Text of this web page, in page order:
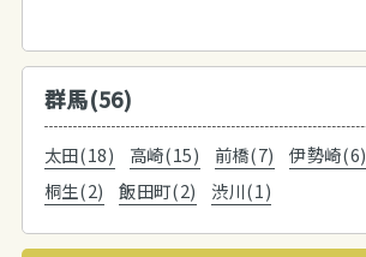
群馬(56)
太田(18) 高崎(15) 前橋(7) 伊勢崎(6)
桐生(2)
飯田町(2) 渋川(1)